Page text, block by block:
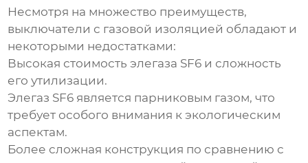
Несмотря на множество преимуществ,
выключатели с газовой изоляцией обладают и
некоторыми недостатками:
Высокая стоимость элегаза SF6 и сложность
его утилизации.
Элегаз SF6 является парниковым газом, что
требует особого внимания к экологическим
аспектам.
Более сложная конструкция по сравнению с